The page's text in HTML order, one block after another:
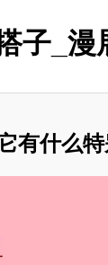
子_
有什么